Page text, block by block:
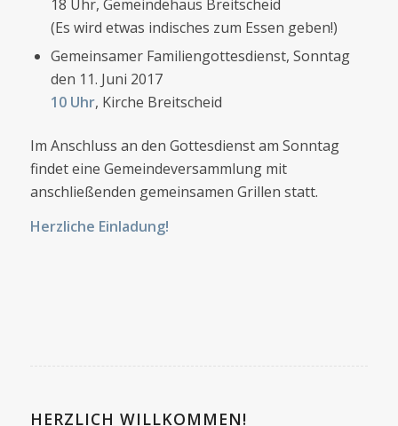
18 Uhr, Gemeindehaus Breitscheid
(Es wird etwas indisches zum Essen geben!)
Gemeinsamer Familiengottesdienst, Sonntag
den 11. Juni 2017
10 Uhr, Kirche Breitscheid
Im Anschluss an den Gottesdienst am Sonntag
findet eine Gemeindeversammlung mit
anschließenden gemeinsamen Grillen statt.
Herzliche Einladung!
HERZLICH WILLKOMMEN!